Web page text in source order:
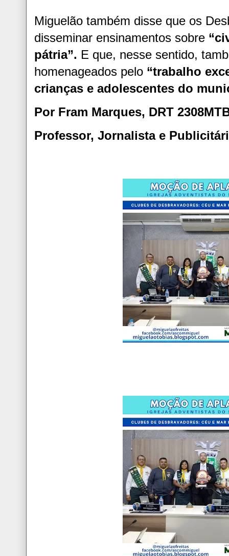
Miguelão também disse que os
disseminar ensinamentos sobre
pátria”. E que, nesse sentido,
homenageados pelo “trabalho
crianças e adolescentes do
Por Fram Marques, DRT
Professor, Jornalista e